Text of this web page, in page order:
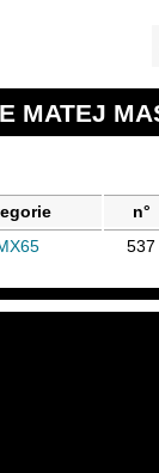
MATEJ
n°
537